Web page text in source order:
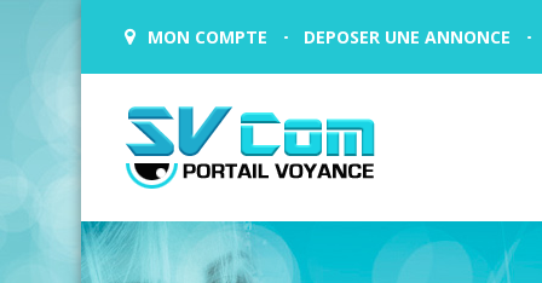
MON COMPTE DEPOSER UNE ANNONCE